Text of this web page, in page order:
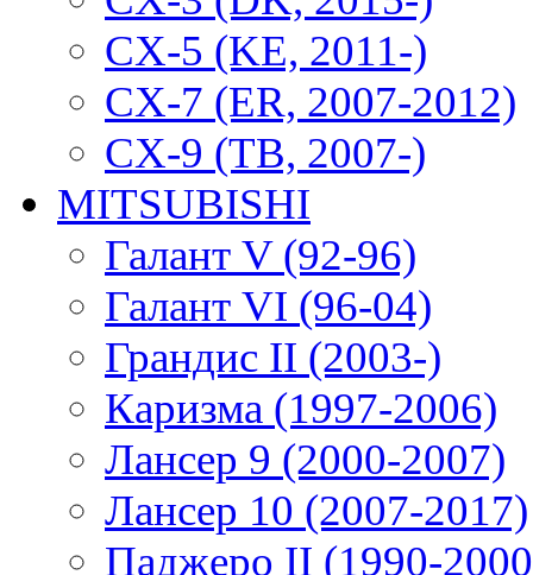
CX-5 (KE, 2011-)
CX-7 (ER, 2007-2012)
CX-9 (TB, 2007-)
MITSUBISHI
Галант V (92-96)
Галант VI (96-04)
Грандис II (2003-)
Каризма (1997-2006)
Лансер 9 (2000-2007)
Лансер 10 (2007-2017)
Паджеро II (1990-